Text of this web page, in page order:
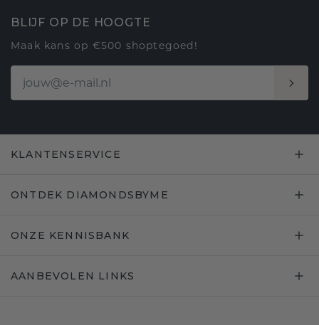
BLIJF OP DE HOOGTE
Maak kans op €500 shoptegoed!
KLANTENSERVICE
ONTDEK DIAMONDSBYME
ONZE KENNISBANK
AANBEVOLEN LINKS